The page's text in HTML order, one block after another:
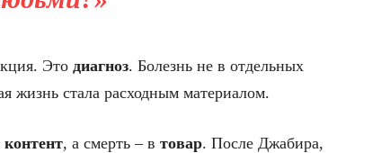
Это диагноз. Болезнь не в отдельных
жизнь стала расходным материалом.
контент, а смерть – в товар. После Джабира,